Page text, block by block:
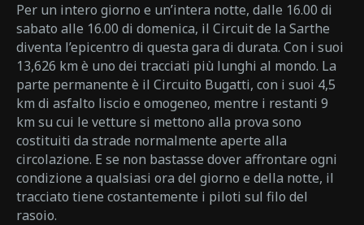
Per un intero giorno e un’intera notte, dalle 16.00 di
sabato alle 16.00 di domenica, il Circuit de la Sarthe
diventa l’epicentro di questa gara di durata. Con i suoi
13,626 km è uno dei tracciati più lunghi al mondo. La
parte permanente è il Circuito Bugatti, con i suoi 4,5
km di asfalto liscio e omogeneo, mentre i restanti 9
km su cui le vetture si mettono alla prova sono
costituiti da strade normalmente aperte alla
circolazione. E se non bastasse dover affrontare ogni
condizione a qualsiasi ora del giorno e della notte, il
tracciato tiene costantemente i piloti sul filo del
rasoio.